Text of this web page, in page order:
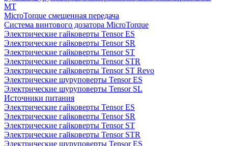
MT
MicroTorque смещенная передача
Система винтового дозатора MicroTorque
Электрические гайковерты Tensor ES
Электрические гайковерты Tensor SR
Электрические гайковерты Tensor ST
Электрические гайковерты Tensor STR
Электрические гайковерты Tensor ST Revo
Электрические шуруповерты Tensor ES
Электрические шуруповерты Tensor SL
Источники питания
Электрические гайковерты Tensor ES
Электрические гайковерты Tensor SR
Электрические гайковерты Tensor ST
Электрические гайковерты Tensor STR
Электрические шуруповерты Tensor ES